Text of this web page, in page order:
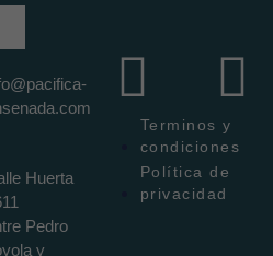
Huerta
Pedro
y
Terminos y
condiciones
Política de
privacidad